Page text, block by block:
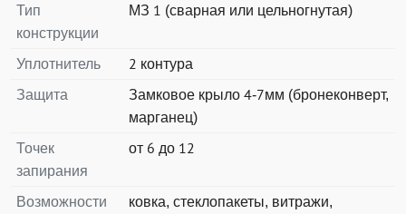
Тип
конструкции
МЗ 1 (сварная или цельногнутая)
Уплотнитель
2 контура
Защита
Замковое крыло 4-7мм (бронеконверт,
марганец)
Точек
запирания
от 6 до 12
Возможности
ковка, стеклопакеты, витражи,